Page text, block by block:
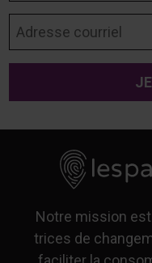
Notre mission
trices de